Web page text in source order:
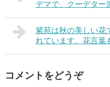
デマで、クーデター
紫苑は秋の美しい花
れています。花言葉
コメントをどうぞ